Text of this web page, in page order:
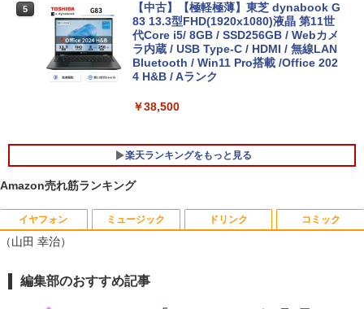
5
【中古】【極軽極薄】東芝 dynabook G
83 13.3型FHD(1920x1080)液晶 第11世
代Core i5/ 8GB / SSD256GB / Webカメ
ラ内蔵 / USB Type-C / HDMI / 無線LAN
Bluetooth / Win11 Pro搭載 /Office 202
4 H&B / Aランク
￥38,500
楽天ランキングをもっと見る
1
HP EliteDesk800 G4 SFF オフィス付き
B / M.2 SSD 512GB~1TB Windows10 O
1
DELL デル・テクノロジーズ Dell Pro 2
￥12,700
1
角川まんが学習シリーズ 世界の歴史
￥24,200
Amazon売れ筋ランキング
イヤフォン
Anker Soundcore P40i オフホワイト
ミュージック
BRUCE WAYNE feat. Flo Milli, ATL Jacob
[Explicit]
ドリンク
【Amazon.co.jp限定】 い・ろ・は・す 2L P
ET ラベルレス ×8本
コミック
薬屋のひとりごと 17巻 (デジタル版ビッグガ
ンガンコミックス)
（山田 幸治）
編集部のおすすめ記事